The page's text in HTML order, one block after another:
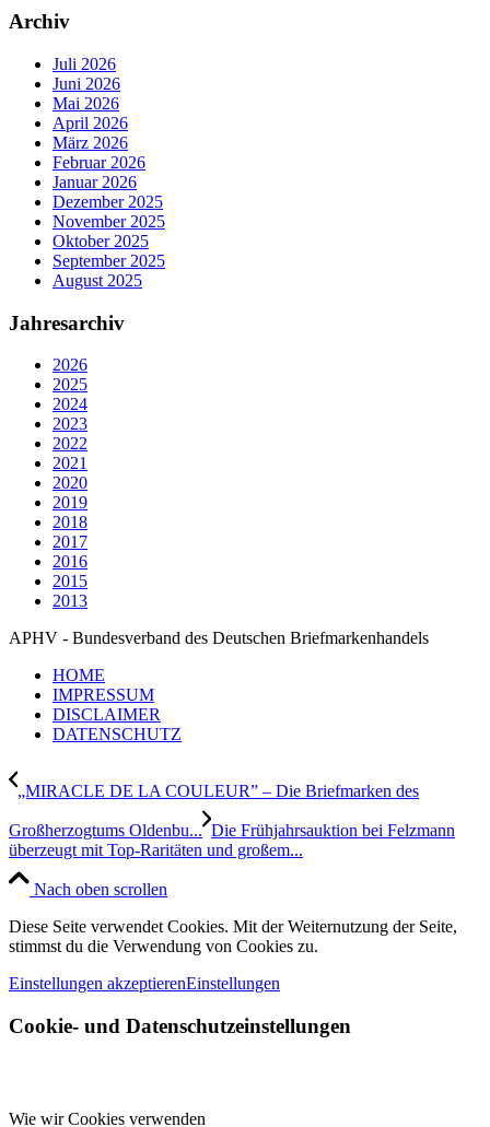
Archiv
Juli 2026
Juni 2026
Mai 2026
April 2026
März 2026
Februar 2026
Januar 2026
Dezember 2025
November 2025
Oktober 2025
September 2025
August 2025
Jahresarchiv
2026
2025
2024
2023
2022
2021
2020
2019
2018
2017
2016
2015
2013
APHV - Bundesverband des Deutschen Briefmarkenhandels
HOME
IMPRESSUM
DISCLAIMER
DATENSCHUTZ
„MIRACLE DE LA COULEUR” – Die Briefmarken des
Großherzogtums Oldenbu... Die Frühjahrsauktion bei Felzmann
überzeugt mit Top-Raritäten und großem...
Nach oben scrollen
Diese Seite verwendet Cookies. Mit der Weiternutzung der Seite,
stimmst du die Verwendung von Cookies zu.
Einstellungen akzeptierenEinstellungen
Cookie- und Datenschutzeinstellungen
Wie wir Cookies verwenden